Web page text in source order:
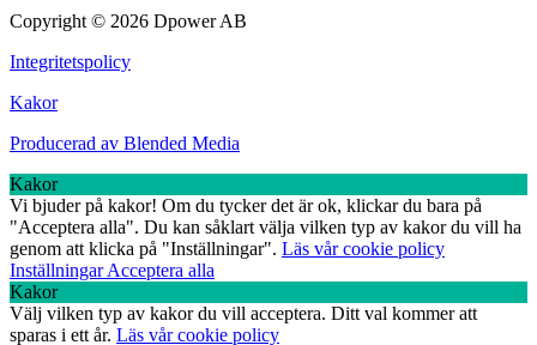
Copyright © 2026 Dpower AB
Integritetspolicy
Kakor
Producerad av Blended Media
Kakor
Vi bjuder på kakor! Om du tycker det är ok, klickar du bara på
"Acceptera alla". Du kan såklart välja vilken typ av kakor du vill ha
genom att klicka på "Inställningar". Läs vår cookie policy
InställningarAcceptera alla
Kakor
Välj vilken typ av kakor du vill acceptera. Ditt val kommer att
sparas i ett år. Läs vår cookie policy